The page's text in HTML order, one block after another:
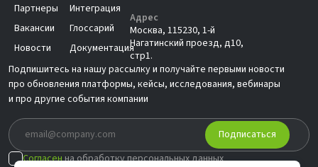
Партнеры
Вакансии
Новости
Интеграция
Глоссарий
Документация
Адрес
Москва, 115230, 1-й
Нагатинский проезд, д10,
стр1.
Подпишитесь на нашу рассылку и получайте первыми новости
про обновления платформы, кейсы, исследования, вебинары
и про другие события компании
Подписаться
Согласенна обработку персональных данных